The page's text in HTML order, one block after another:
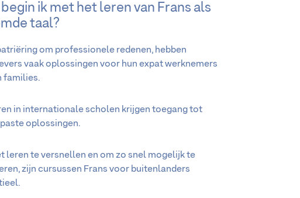
begin ik met het leren van Frans als
taal?
om professionele redenen, hebben
vaak oplossingen voor hun expat werknemers
families.
in internationale scholen krijgen toegang tot
oplossingen.
leren te versnellen en om zo snel mogelijk te
zijn cursussen Frans voor buitenlanders